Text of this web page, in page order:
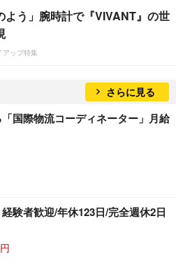
よう」腕時計で『VIVANT』の世
アップ特集
さらに見る
国際物流コーディネーター」月給
験者歓迎/年休123日/完全週休2日